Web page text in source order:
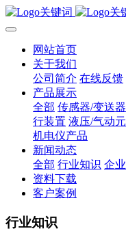
网站首页
关于我们
公司简介 在线反馈
产品展示
全部 传感器/变送器
行装置 液压/气动
机电仪产品
新闻动态
全部 行业知识 企
资料下载
客户案例
行业知识